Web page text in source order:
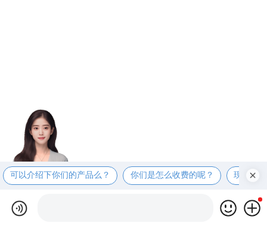
可以介绍下你们的产品么？ 你们是怎么收费的呢？ 现在有